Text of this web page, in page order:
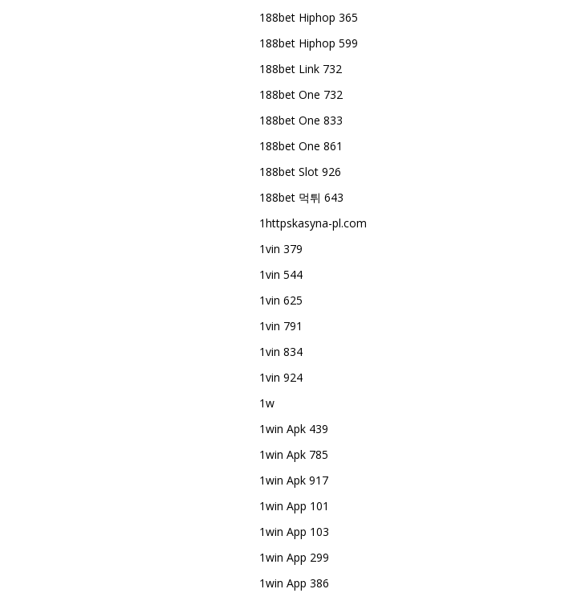
188bet Hiphop 365
188bet Hiphop 599
188bet Link 732
188bet One 732
188bet One 833
188bet One 861
188bet Slot 926
188bet 먹튀 643
1httpskasyna-pl.com
1vin 379
1vin 544
1vin 625
1vin 791
1vin 834
1vin 924
1w
1win Apk 439
1win Apk 785
1win Apk 917
1win App 101
1win App 103
1win App 299
1win App 386